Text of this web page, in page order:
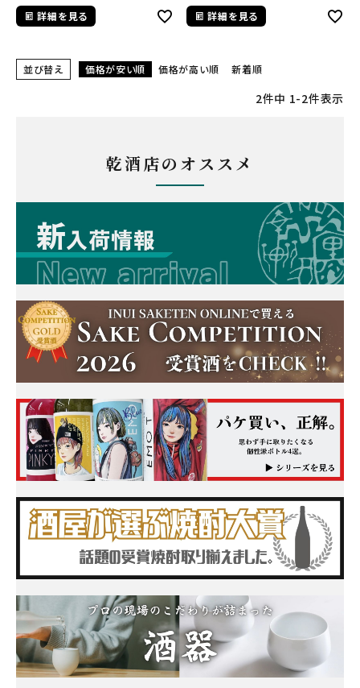
詳細を見る 詳細を見る
並び替え 価格が安い順 価格が高い順 新着順
2件中 1-2件表示
乾酒店のオススメ